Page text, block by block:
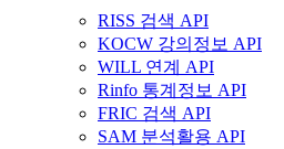
RISS 검색 API
KOCW 강의정보 API
WILL 연계 API
Rinfo 통계정보 API
FRIC 검색 API
SAM 분석활용 API